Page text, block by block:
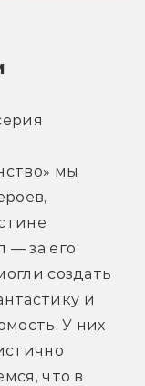
мы
— за его
создать
и
У них
что в